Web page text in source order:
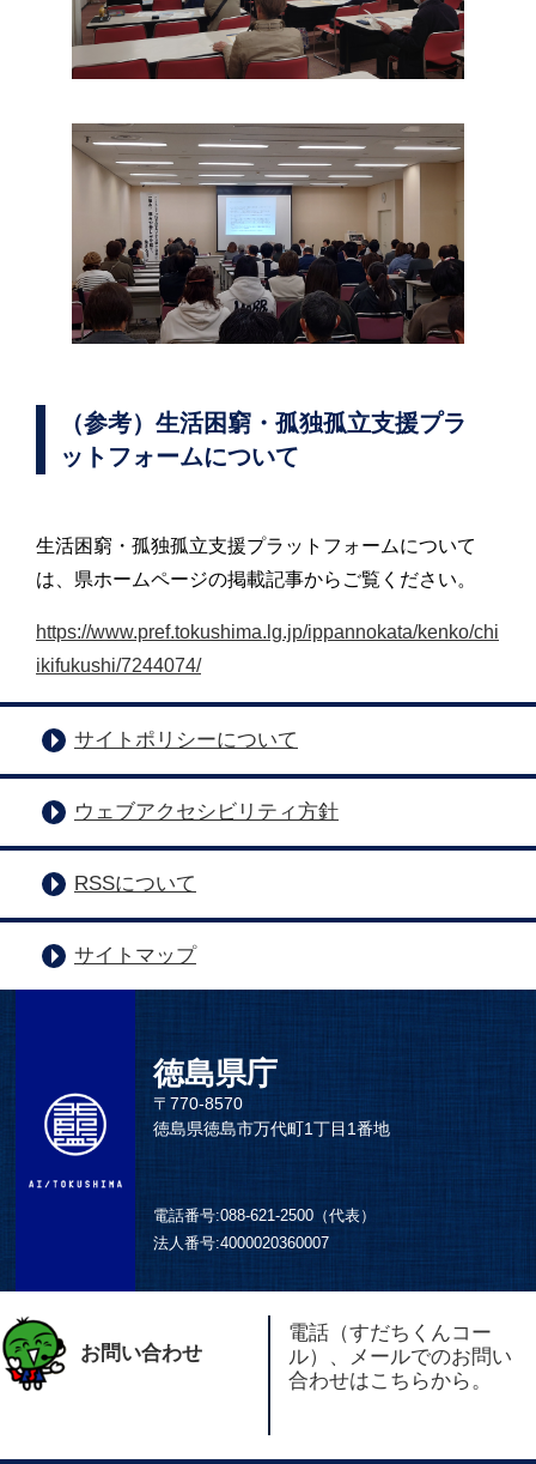
（参考）生活困窮・孤独孤立支援プラ
ットフォームについて
生活困窮・孤独孤立支援プラットフォームについて
は、県ホームページの掲載記事からご覧ください。
https://www.pref.tokushima.lg.jp/ippannokata/kenko/chi
ikifukushi/7244074/
サイトポリシーについて
ウェブアクセシビリティ方針
RSSについて
サイトマップ
徳島県庁
〒770-8570
徳島県徳島市万代町1丁目1番地
電話番号:088-621-2500（代表）
法人番号:4000020360007
お問い合わせ
電話（すだちくんコー
ル）、メールでのお問い
合わせはこちらから。